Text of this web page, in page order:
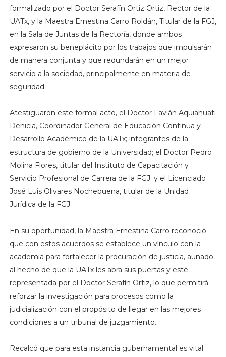
formalizado por el Doctor Serafín Ortiz Ortiz, Rector de la
UATx, y la Maestra Ernestina Carro Roldán, Titular de la FGJ,
en la Sala de Juntas de la Rectoría, donde ambos
expresaron su beneplácito por los trabajos que impulsarán
de manera conjunta y que redundarán en un mejor
servicio a la sociedad, principalmente en materia de
seguridad.
Atestiguaron este formal acto, el Doctor Favián Aquiahuatl
Denicia, Coordinador General de Educación Continua y
Desarrollo Académico de la UATx; integrantes de la
estructura de gobierno de la Universidad; el Doctor Pedro
Molina Flores, titular del Instituto de Capacitación y
Servicio Profesional de Carrera de la FGJ; y el Licenciado
José Luis Olivares Nochebuena, titular de la Unidad
Jurídica de la FGJ.
En su oportunidad, la Maestra Ernestina Carro reconoció
que con estos acuerdos se establece un vínculo con la
academia para fortalecer la procuración de justicia, aunado
al hecho de que la UATx les abra sus puertas y esté
representada por el Doctor Serafín Ortiz, lo que permitirá
reforzar la investigación para procesos como la
judicialización con el propósito de llegar en las mejores
condiciones a un tribunal de juzgamiento.
Recalcó que para esta instancia gubernamental es vital